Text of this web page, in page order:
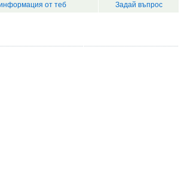
от теб Задай въпрос